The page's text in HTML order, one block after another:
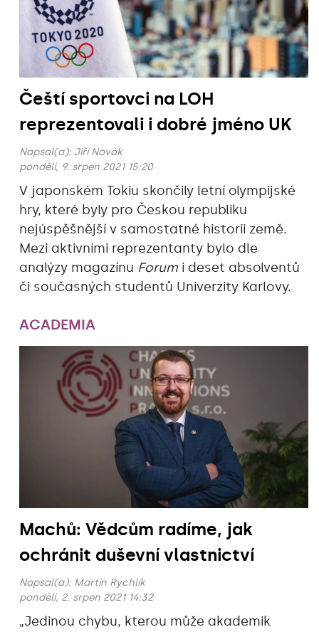
Čeští sportovci na LOH
reprezentovali i dobré jméno UK
Napsal(a): Jiří Novák
pondělí, 9. srpen 2021 15:20
V japonském Tokiu skončily letní olympijské
hry, které byly pro Českou republiku
nejúspěšnější v samostatné historii země.
Mezi aktivními reprezentanty bylo dle
analýzy magazínu Forum i deset absolventů
či současných studentů Univerzity Karlovy.
ACADEMIA
Machů: Vědcům radíme, jak
ochránit duševní vlastnictví
Napsal(a): Martin Rychlík
pondělí, 2. srpen 2021 14:32
„Jedinou chybu, kterou může akademik